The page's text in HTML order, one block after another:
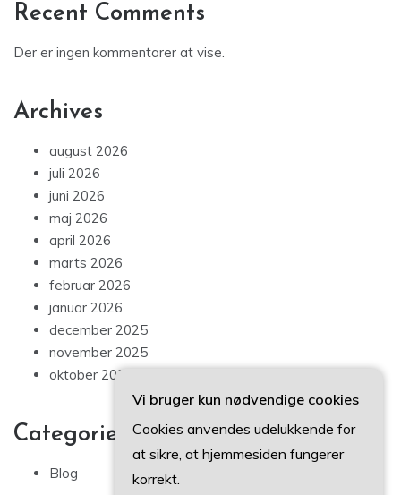
Recent Comments
Der er ingen kommentarer at vise.
Archives
august 2026
juli 2026
juni 2026
maj 2026
april 2026
marts 2026
februar 2026
januar 2026
december 2025
november 2025
oktober 2025
Categories
Blog
Vi bruger kun nødvendige cookies
Cookies anvendes udelukkende for
at sikre, at hjemmesiden fungerer
korrekt.